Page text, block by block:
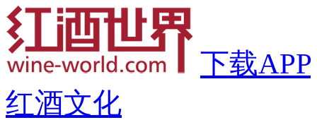
下载APP
红酒文化